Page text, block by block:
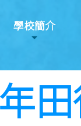
學校簡介